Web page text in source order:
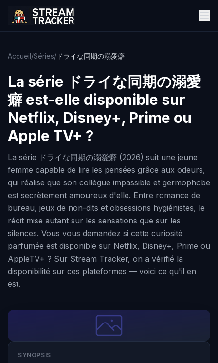
Accueil/Séries/ ドライな同期の溺愛癖
La série ドライな同期の溺愛
癖 est-elle disponible sur
Netflix, Disney+, Prime ou
Apple TV+ ?
La série ドライな同期の溺愛癖 (2026) suit une jeune
femme capable de lire les pensées grâce aux odeurs,
qui réalise que son collègue impassible et germophobe
est secrètement amoureux d'elle. Entre romance de
bureau, jeux de non-dits et obsessions hygiénistes, le
récit mise autant sur les sensations que sur les
silences. Vous vous demandez si cette curiosité
parfumée est disponible sur Netflix, Disney+, Prime ou
AppleTV+ ? Sur Stream Tracker, on a vérifié la
disponibilité sur ces plateformes — voici ce qu'il en
est.
SYNOPSIS